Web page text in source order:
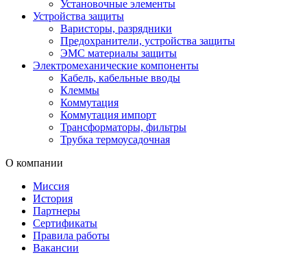
Установочные элементы
Устройства защиты
Варисторы, разрядники
Предохранители, устройства защиты
ЭМС материалы защиты
Электромеханические компоненты
Кабель, кабельные вводы
Клеммы
Коммутация
Коммутация импорт
Трансформаторы, фильтры
Трубка термоусадочная
О компании
Миссия
История
Партнеры
Сертификаты
Правила работы
Вакансии